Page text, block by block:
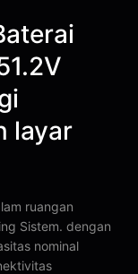
layar
ruangan
Sistem. dengan
nominal